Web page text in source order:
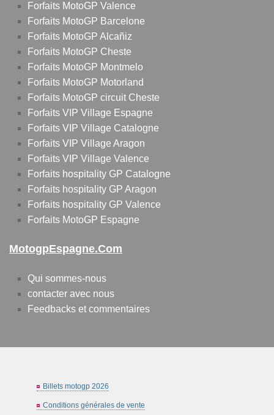
Forfaits MotoGP Valence
Forfaits MotoGP Barcelone
Forfaits MotoGP Alcañiz
Forfaits MotoGP Cheste
Forfaits MotoGP Montmelo
Forfaits MotoGP Motorland
Forfaits MotoGP circuit Cheste
Forfaits VIP Village Espagne
Forfaits VIP Village Catalogne
Forfaits VIP Village Aragon
Forfaits VIP Village Valence
Forfaits hospitality GP Catalogne
Forfaits hospitality GP Aragon
Forfaits hospitality GP Valence
Forfaits MotoGP Espagne
MotogpEspagne.com
Qui sommes-nous
contacter avec nous
Feedbacks et commentaires
Billets motogp 2026
Conditions générales de vente